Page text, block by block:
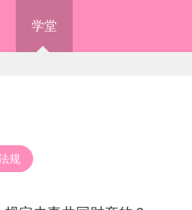
学堂
规